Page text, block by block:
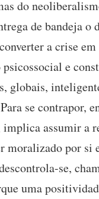
do
de bandeja o
a crise
e
globais,
se contrapor,
assumir a
por si
se,
uma